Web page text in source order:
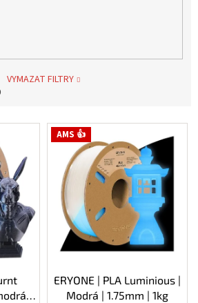
VYMAZAT FILTRY
|
AMS 👍
ERYONE | PLA Luminious |
Modrá | 1.75mm | 1kg